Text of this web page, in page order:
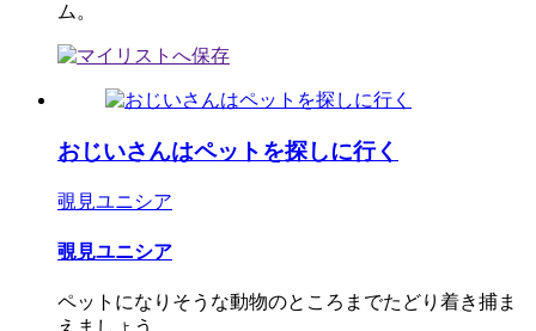
ム。
おじいさんはペットを探しに行く
覗見ユニシア
覗見ユニシア
ペットになりそうな動物のところまでたどり着き捕ま